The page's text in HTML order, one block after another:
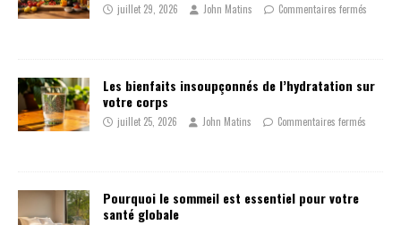
juillet 29, 2026 John Matins Commentaires fermés
Les bienfaits insoupçonnés de l’hydratation sur
votre corps
juillet 25, 2026 John Matins Commentaires fermés
Pourquoi le sommeil est essentiel pour votre
santé globale